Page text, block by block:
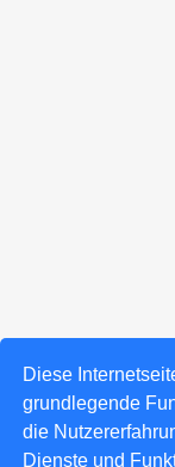
Diese
grundlegende
die
Dienste und